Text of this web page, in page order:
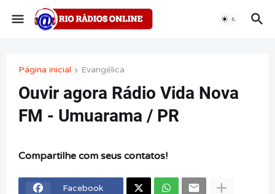
Página inicial Evangélica
Ouvir agora Rádio Vida Nova
FM - Umuarama / PR
Compartilhe com seus contatos!
Facebook